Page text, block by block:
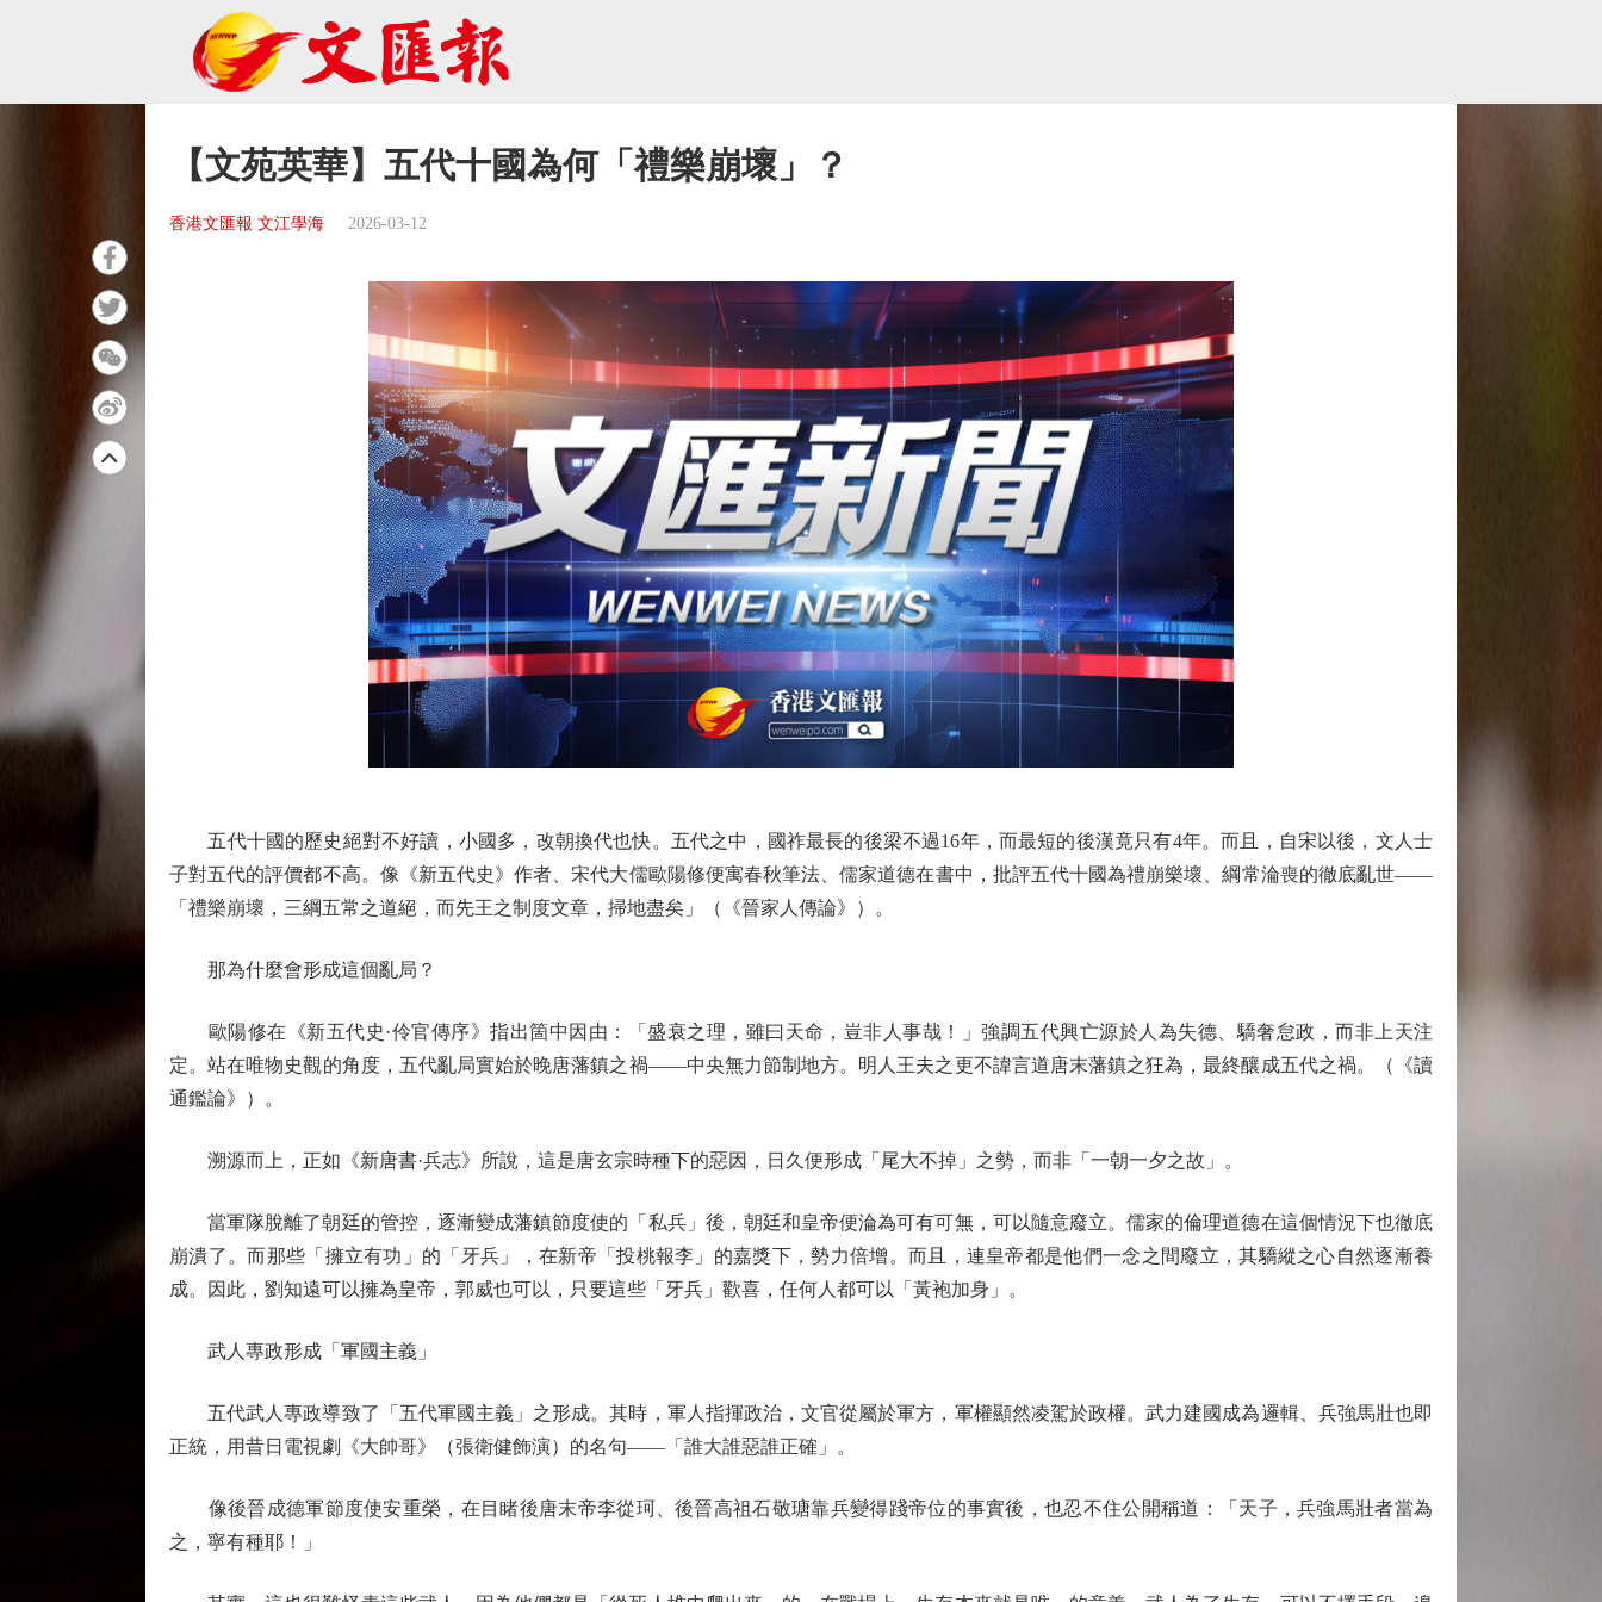
【文苑英華】五代十國為何「禮樂崩壞」？
香港文匯報 文江學海 2026-03-12
五代十國的歷史絕對不好讀，小國多，改朝換代也快。五代之中，國祚最長的後梁不過16年，而最短的後漢竟只有4年。而且，自宋以後，文人士
子對五代的評價都不高。像《新五代史》作者、宋代大儒歐陽修便寓春秋筆法、儒家道德在書中，批評五代十國為禮崩樂壞、綱常淪喪的徹底亂世——
「禮樂崩壞，三綱五常之道絕，而先王之制度文章，掃地盡矣」（《晉家人傳論》）。
那為什麼會形成這個亂局？
歐陽修在《新五代史·伶官傳序》指出箇中因由：「盛衰之理，雖曰天命，豈非人事哉！」強調五代興亡源於人為失德、驕奢怠政，而非上天注
定。站在唯物史觀的角度，五代亂局實始於晚唐藩鎮之禍——中央無力節制地方。明人王夫之更不諱言道唐末藩鎮之狂為，最終釀成五代之禍。（《讀
通鑑論》）。
溯源而上，正如《新唐書·兵志》所說，這是唐玄宗時種下的惡因，日久便形成「尾大不掉」之勢，而非「一朝一夕之故」。
當軍隊脫離了朝廷的管控，逐漸變成藩鎮節度使的「私兵」後，朝廷和皇帝便淪為可有可無，可以隨意廢立。儒家的倫理道德在這個情況下也徹底
崩潰了。而那些「擁立有功」的「牙兵」，在新帝「投桃報李」的嘉獎下，勢力倍增。而且，連皇帝都是他們一念之間廢立，其驕縱之心自然逐漸養
成。因此，劉知遠可以擁為皇帝，郭威也可以，只要這些「牙兵」歡喜，任何人都可以「黃袍加身」。
武人專政形成「軍國主義」
五代武人專政導致了「五代軍國主義」之形成。其時，軍人指揮政治，文官從屬於軍方，軍權顯然凌駕於政權。武力建國成為邏輯、兵強馬壯也即
正統，用昔日電視劇《大帥哥》（張衛健飾演）的名句——「誰大誰惡誰正確」。
像後晉成德軍節度使安重榮，在目睹後唐末帝李從珂、後晉高祖石敬瑭靠兵變得踐帝位的事實後，也忍不住公開稱道：「天子，兵強馬壯者當為
之，寧有種耶！」